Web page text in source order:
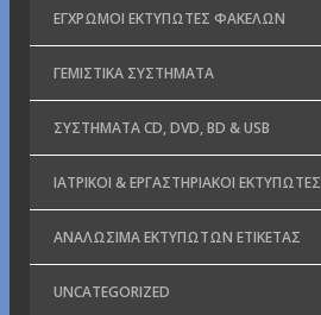
ΈΓΧΡΩΜΟΙ ΕΚΤΥΠΩΤΈΣ ΦΑΚΈΛΩΝ
ΓΕΜΙΣΤΙΚΆ ΣΥΣΤΉΜΑΤΑ
ΣΥΣΤΉΜΑΤΑ CD, DVD, BD & USB
ΙΑΤΡΙΚΟΊ & ΕΡΓΑΣΤΗΡΙΑΚΟΊ ΕΚΤΥΠΩΤΈΣ
ΑΝΑΛΏΣΙΜΑ ΕΚΤΥΠΩΤΏΝ ΕΤΙΚΈΤΑΣ
UNCATEGORIZED